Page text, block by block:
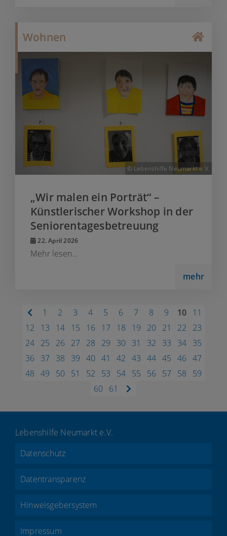
Wohnen
© Lebenshilfe Neumarkt e.V.
„Wir malen ein Porträt“ –
Künstlerischer Workshop in der
Seniorentagesbetreuung
22. April 2026
Mehr lesen...
mehr
1 2 3 4 5 6 7 8 9 10 11
12
13 14 15 16 17 18 19 20 21 22
23
24 25 26 27 28 29 30 31 32 33 34 35
36 37 38 39 40 41 42 43 44 45 46 47
48 49 50 51 52 53 54 55 56 57 58
59
60 61
Lebenshilfe Neumarkt e.V.
Datenschutz
Datentransparenz
Hinweisgebersystem
Impressum